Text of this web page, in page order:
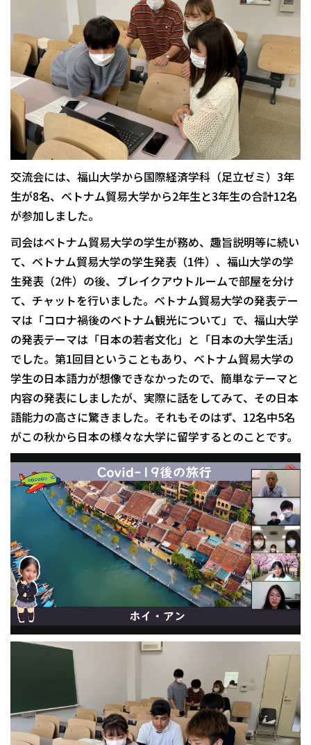
交流会には、福山大学から国際経済学科（足立ゼミ）3年
生が8名、ベトナム貿易大学から2年生と3年生の合計12名
が参加しました。
司会はベトナム貿易大学の学生が務め、趣旨説明等に続い
て、ベトナム貿易大学の学生発表（1件）、福山大学の学
生発表（2件）の後、ブレイクアウトルームで部屋を分け
て、チャットを行いました。ベトナム貿易大学の発表テー
マは「コロナ禍後のベトナム観光について」で、福山大学
の発表テーマは「日本の若者文化」と「日本の大学生活」
でした。第1回目ということもあり、ベトナム貿易大学の
学生の日本語力が想像できなかったので、簡単なテーマと
内容の発表にしましたが、実際に話をしてみて、その日本
語能力の高さに驚きました。それもそのはず、12名中5名
がこの秋から日本の様々な大学に留学するとのことです。